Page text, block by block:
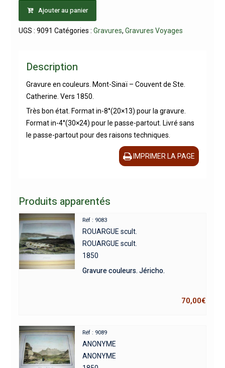
Ajouter au panier
UGS : 9091 Catégories : Gravures, Gravures Voyages
Description
Gravure en couleurs. Mont-Sinaï – Couvent de Ste.
Catherine. Vers 1850.
Très bon état. Format in-8°(20×13) pour la gravure.
Format in-4°(30×24) pour le passe-partout. Livré sans
le passe-partout pour des raisons techniques.
IMPRIMER LA PAGE
Produits apparentés
Réf : 9083
ROUARGUE scult.
ROUARGUE scult.
1850
Gravure couleurs. Jéricho.
70,00€
Réf : 9089
ANONYME
ANONYME